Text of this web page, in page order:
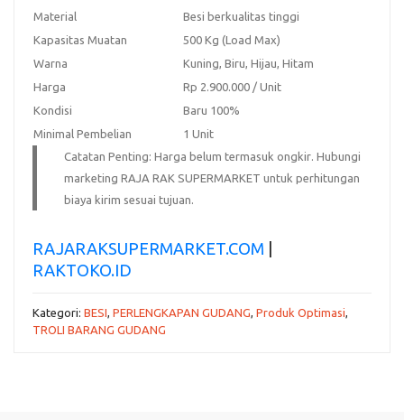
Material
Besi berkualitas tinggi
Kapasitas Muatan
500 Kg (Load Max)
Warna
Kuning, Biru, Hijau, Hitam
Harga
Rp 2.900.000 / Unit
Kondisi
Baru 100%
Minimal Pembelian
1 Unit
Catatan Penting: Harga belum termasuk ongkir. Hubungi
marketing RAJA RAK SUPERMARKET untuk perhitungan
biaya kirim sesuai tujuan.
RAJARAKSUPERMARKET.COM
RAKTOKO.ID
Kategori: BESI, PERLENGKAPAN GUDANG, Produk Optimasi,
TROLI BARANG GUDANG